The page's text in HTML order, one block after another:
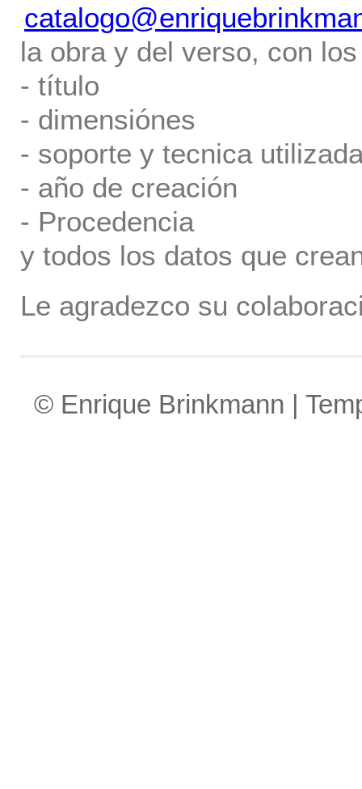
la obra y del verso, con
- título
- dimensiónes
- soporte y tecnica
- año de creación
- Procedencia
y todos los datos que
Le agradezco su
© Enrique Brinkmann |